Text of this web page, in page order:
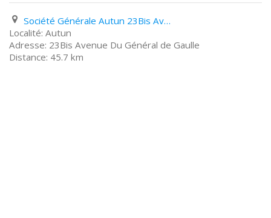
Société Générale Autun 23Bis Avenue Du Général de Gaulle
Autun
23Bis Avenue Du Général de Gaulle
45.7 km